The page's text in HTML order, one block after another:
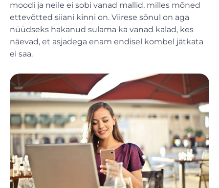
moodi ja neile ei sobi vanad mallid, milles mõned
ettevõtted siiani kinni on. Viirese sõnul on aga
nüüdseks hakanud sulama ka vanad kalad, kes
näevad, et asjadega enam endisel kombel jätkata
ei saa.